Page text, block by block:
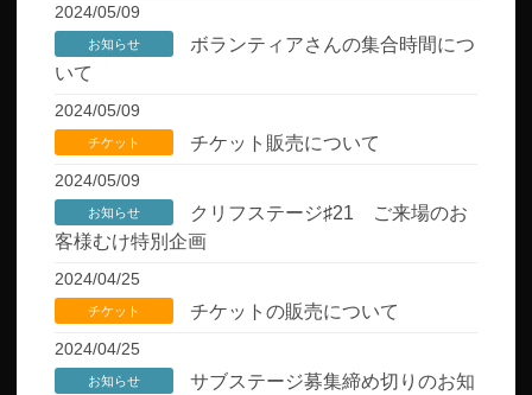
2024/05/09
お知らせ
ボランティアさんの集合時間につ
いて
2024/05/09
チケット チケット販売について
2024/05/09
お知らせ
クリフステージ♯21 ご来場のお
客様むけ特別企画
2024/04/25
チケット チケットの販売について
2024/04/25
お知らせ
サブステージ募集締め切りのお知